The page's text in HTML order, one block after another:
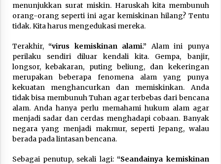
menunjukkan surat miskin. Haruskah kita membunuh
orang-orang seperti ini agar kemiskinan hilang? Tentu
tidak. Kita harus mengedukasi mereka.
Terakhir, “virus kemiskinan alami.” Alam ini punya
perilaku sendiri diluar kendali kita. Gempa, banjir,
longsor, kebakaran, puting beliung, dan kekeringan
merupakan beberapa fenomena alam yang punya
kekuatan menghancurkan dan memiskinkan. Anda
tidak bisa membunuh Tuhan agar terbebas dari bencana
alam. Anda hanya perlu memahami hukum alam agar
menjadi sadar dan cerdas menghadapi cobaan. Banyak
negara yang menjadi makmur, seperti Jepang, walau
berada pada lintasan bencana.
Sebagai penutup, sekali lagi:“Seandainya kemiskinan